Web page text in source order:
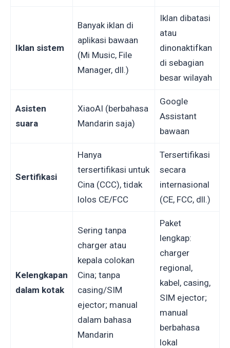
Iklan sistem
Banyak iklan di
aplikasi bawaan
(Mi Music, File
Manager, dll.)
Iklan dibatasi
atau
dinonaktifkan
di sebagian
besar wilayah
Asisten
suara
XiaoAI (berbahasa
Mandarin saja)
Google
Assistant
bawaan
Sertifikasi
Hanya
tersertifikasi untuk
Cina (CCC), tidak
lolos CE/FCC
Tersertifikasi
secara
internasional
(CE, FCC, dll.)
Kelengkapan
dalam kotak
Sering tanpa
charger atau
kepala colokan
Cina; tanpa
casing/SIM
ejector; manual
dalam bahasa
Mandarin
Paket
lengkap:
charger
regional,
kabel, casing,
SIM ejector;
manual
berbahasa
lokal